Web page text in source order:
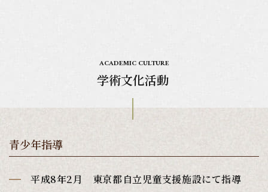
ACADEMIC CULTURE
学術文化活動
青少年指導
平成8年2月 東京都自立児童支援施設にて指導